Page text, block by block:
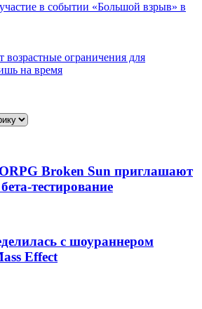
в событии «Большой взрыв» в
возрастные ограничения для
на время
Broken Sun приглашают
тестирование
с шоураннером
Effect